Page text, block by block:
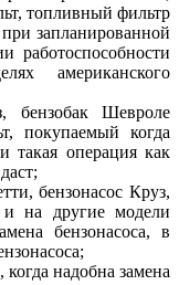
топливный фильтр
запланированной
работоспособности
американского
бензобак Шевроле
покупаемый когда
такая операция как
бензонасос Круз,
и на другие модели
бензонасоса, в
надобна замена